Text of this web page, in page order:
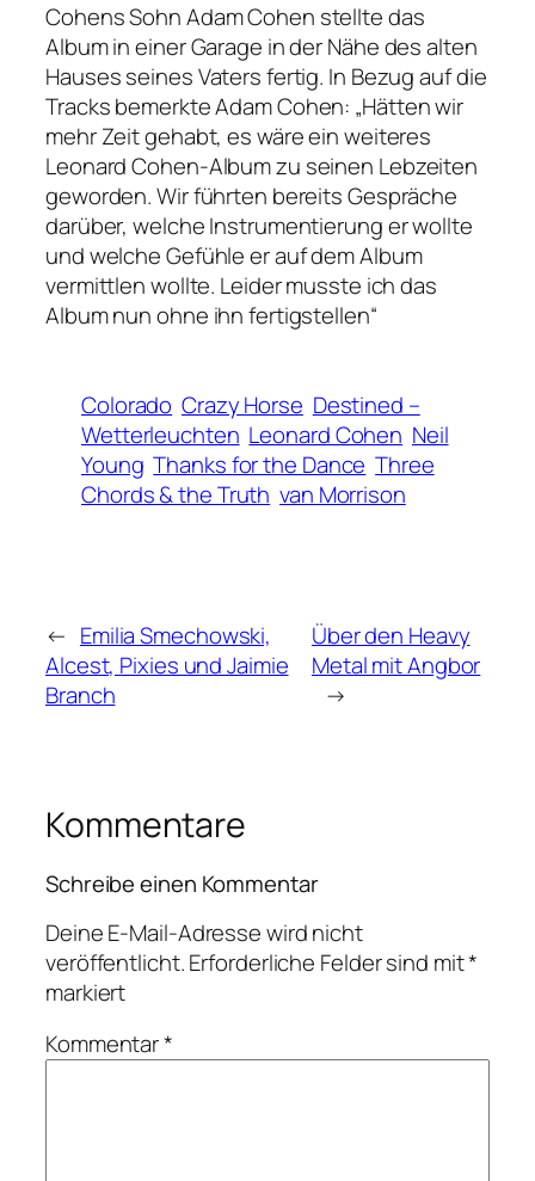
Cohens Sohn Adam Cohen stellte das
Album in einer Garage in der Nähe des alten
Hauses seines Vaters fertig. In Bezug auf die
Tracks bemerkte Adam Cohen: „Hätten wir
mehr Zeit gehabt, es wäre ein weiteres
Leonard Cohen-Album zu seinen Lebzeiten
geworden. Wir führten bereits Gespräche
darüber, welche Instrumentierung er wollte
und welche Gefühle er auf dem Album
vermittlen wollte. Leider musste ich das
Album nun ohne ihn fertigstellen“
Colorado Crazy Horse Destined –
Wetterleuchten Leonard Cohen Neil
Young Thanks for the Dance Three
Chords & the Truth van Morrison
← Emilia Smechowski,
Alcest, Pixies und Jaimie
Branch
Über den Heavy
Metal mit Angbor
→
Kommentare
Schreibe einen Kommentar
Deine E-Mail-Adresse wird nicht
veröffentlicht.Erforderliche Felder sind mit*
markiert
Kommentar*